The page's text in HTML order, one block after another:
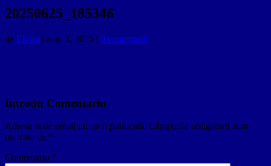
20250625_185346
de Elvira | aug. 3, 2025 | 0 comentarii
Introdu Comentariu
Adresa ta de email nu va fi publicată. Câmpurile obligatorii sunt
marcate cu *
Comentariu *